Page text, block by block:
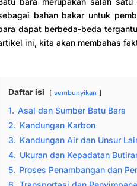
bahan bakar untuk
dapat berbeda-beda
ini, kita akan membahas
Daftar isi sembunyikan
1. Asal dan Sumber Batu Bara
2. Kandungan Karbon
3. Kandungan Air dan Unsur
4. Ukuran dan Kepadatan
5. Proses Penambangan dan